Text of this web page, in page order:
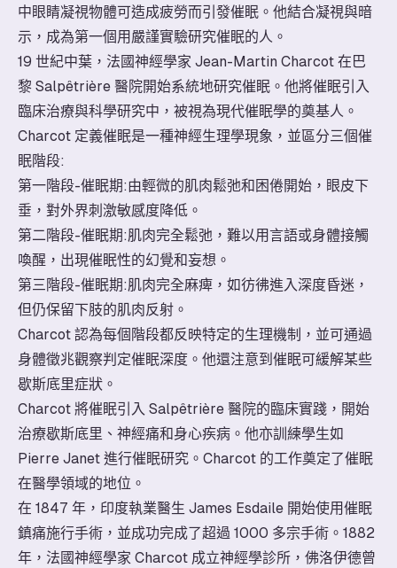
中眼睛凝視物體可造成疲勞而引發催眠。他結合凝視與暗
示，成為第一個用嚴謹實驗研究催眠的人。
19 世紀中葉，法國神經學家 Jean-Martin Charcot 在巴
黎 Salpêtrière 醫院開始系統地研究催眠。他將催眠引入
臨床治療與科學研究中，被視為現代催眠學的奠基人。
Charcot 定義催眠是一種神經生理學現象，並區分三個催
眠階段:
第一階段-催眠期:由輕微的肌肉鬆弛和困倦開始，眼皮下
垂，對外界刺激敏感度降低。
第二階段-催眠期:肌肉完全鬆弛，難以用言語或身體接觸
喚醒，出現催眠性的幻覺和妄想。
第三階段-催眠期:肌肉完全麻痺，如彷彿進入深度昏迷，
但仍保留下肢的肌肉反射。
Charcot 認為每個階段都反映特定的生理機制，並可通過
身體徵兆觀察判定催眠深度。他還注意到催眠可緩解某些
歇斯底里症狀。
Charcot 將催眠引入 Salpêtrière 醫院的臨床實踐，開始
治療歇斯底里、神經痛和身心疾病。他亦訓練學生如
Pierre Janet 進行催眠研究。Charcot 的工作奠定了催眠
在醫學領域的地位。
在 1847 年，印度執業醫生 James Esdaile 開始使用催眠
鎮痛施行手術，並成功完成了超過 1000 多宗手術。1882
年，法國神經學家 Charcot 成立神經學診所，佛洛伊德曾